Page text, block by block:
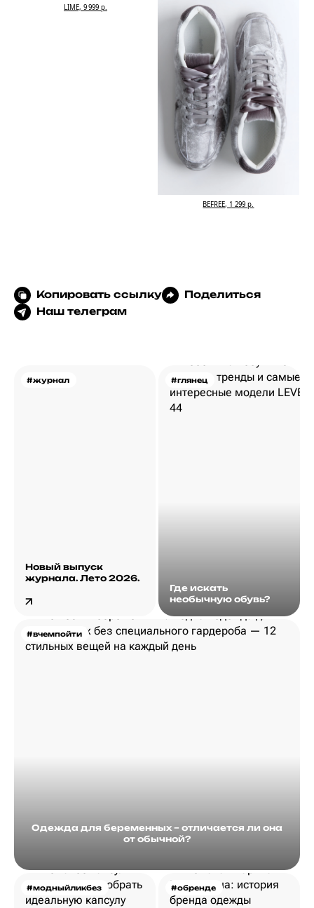
LIME, 9 999 р.
BEFREE, 1 299 р.
Копировать ссылку
Поделиться
Наш телеграм
#журнал
Новый выпуск
журнала. Лето 2026.
#глянец
Где искать
необычную обувь?
#вчемпойти
Одежда для беременных – отличается ли она
от обычной?
#модныйликбез #обренде